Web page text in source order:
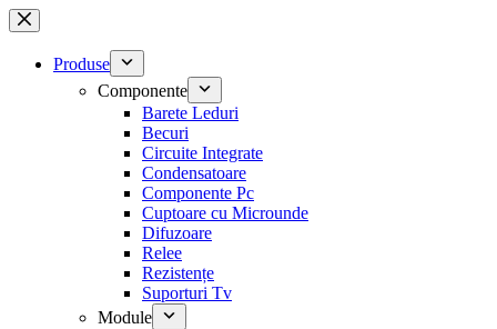
Sari
la
conținutProduse
Componente
Barete Leduri
Becuri
Circuite Integrate
Condensatoare
Componente Pc
Cuptoare cu Microunde
Difuzoare
Relee
Rezistențe
Suporturi Tv
Module